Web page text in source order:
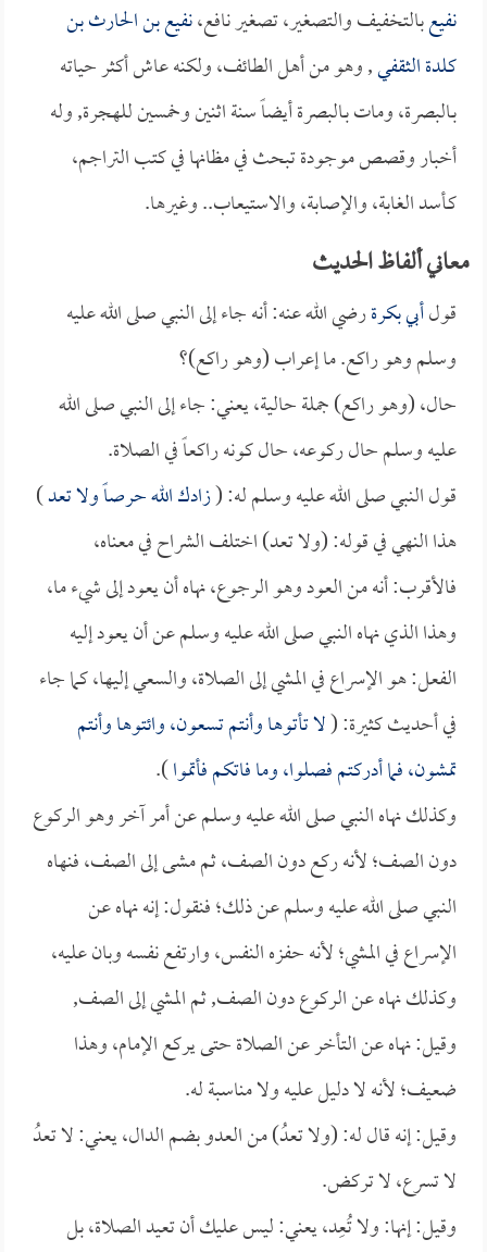
نفيعبالتخفيف والتصغير، تصغير نافع،نفيع بن الحارث بن
كلدة الثقفي, وهو من أهل الطائف، ولكنه عاش أكثر حياته
بـالبصرة، ومات بـالبصرة أيضاً سنة اثنين وخمسين للهجرة, وله
أخبار وقصص موجودة تبحث في مظانها في كتب التراجم،
كـأسد الغابة، والإصابة، والاستيعاب.. وغيرها.
معاني ألفاظ الحديث
قولأبي بكرةرضي الله عنه: أنه جاء إلى النبي صلى الله عليه
وسلم وهو راكع. ما إعراب (وهو راكع)؟
حال، (وهو راكع) جملة حالية، يعني: جاء إلى النبي صلى الله
عليه وسلم حال ركوعه، حال كونه راكعاً في الصلاة.
قول النبي صلى الله عليه وسلم له: (زادك الله حرصاً ولا تعد)
هذا النهي في قوله: (ولا تعد) اختلف الشراح في معناه،
فالأقرب: أنه من العود وهو الرجوع، نهاه أن يعود إلى شيء ما،
وهذا الذي نهاه النبي صلى الله عليه وسلم عن أن يعود إليه
الفعل: هو الإسراع في المشي إلى الصلاة، والسعي إليها، كما جاء
في أحديث كثيرة: (لا تأتوها وأنتم تسعون، وائتوها وأنتم
تمشون، فما أدركتم فصلوا، وما فاتكم فأتموا).
وكذلك نهاه النبي صلى الله عليه وسلم عن أمر آخر وهو الركوع
دون الصف؛ لأنه ركع دون الصف، ثم مشى إلى الصف، فنهاه
النبي صلى الله عليه وسلم عن ذلك؛ فنقول: إنه نهاه عن
الإسراع في المشي؛ لأنه حفزه النفس، وارتفع نفسه وبان عليه،
وكذلك نهاه عن الركوع دون الصف, ثم المشي إلى الصف,
وقيل: نهاه عن التأخر عن الصلاة حتى يركع الإمام، وهذا
ضعيف؛ لأنه لا دليل عليه ولا مناسبة له.
وقيل: إنه قال له: (ولا تعدُ) من العدو بضم الدال، يعني: لا تعدُ
لا تسرع، لا تركض.
وقيل: إنها: ولا تُعِد، يعني: ليس عليك أن تعيد الصلاة، بل